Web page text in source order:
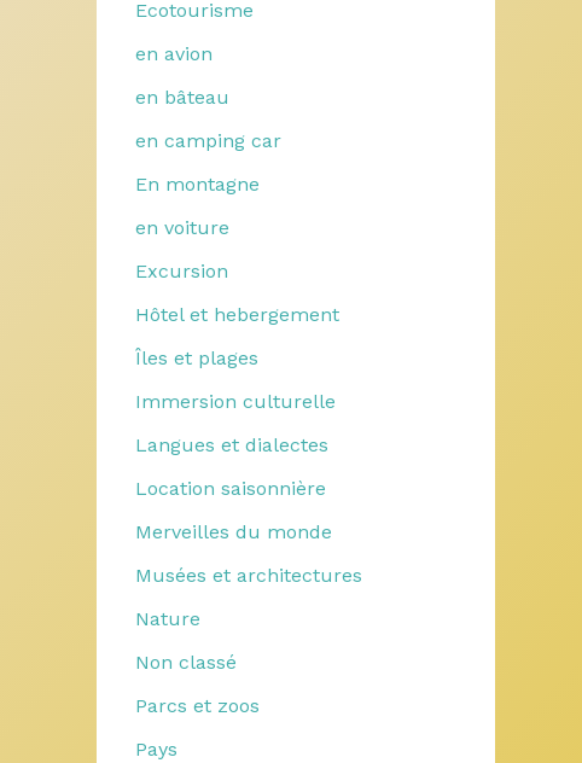
Ecotourisme
en avion
en bâteau
en camping car
En montagne
en voiture
Excursion
Hôtel et hebergement
Îles et plages
Immersion culturelle
Langues et dialectes
Location saisonnière
Merveilles du monde
Musées et architectures
Nature
Non classé
Parcs et zoos
Pays